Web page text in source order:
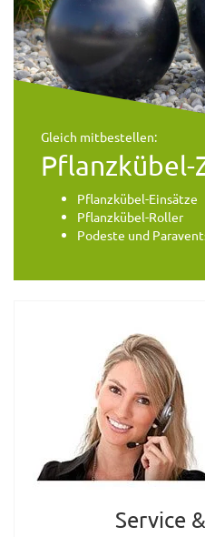
Gleich mitbestellen:
Pflanzkübel-
Pflanzkübel-Einsätze
Pflanzkübel-Roller
Podeste und
Service